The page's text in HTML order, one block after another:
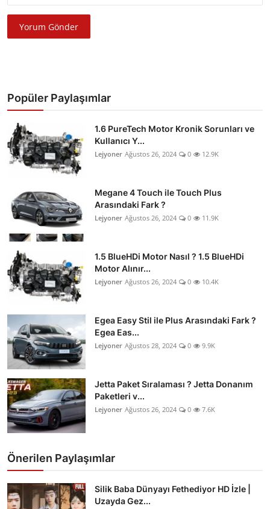
Yorum Gönder
Popüler Paylaşımlar
1.6 PureTech Motor Kronik Sorunları ve
Kullanıcı Y...
Lejyoner Ağustos 26, 2024 0 12.9K
Megane 4 Touch ile Touch Plus
Arasındaki Fark ?
Lejyoner Ağustos 26, 2024 0 11.9K
1.5 BlueHDi Motor Nasıl ? 1.5 BlueHDi
Motor Alınır...
Lejyoner Ağustos 26, 2024 0 10.4K
Egea Easy Stil ile Plus Arasındaki Fark ?
Egea Eas...
Lejyoner Ağustos 28, 2024 0 9.9K
Jetta Paket Sıralaması ? Jetta Donanım
Paketleri v...
Lejyoner Ağustos 26, 2024 0 7.6K
Önerilen Paylaşımlar
Silik Baba Dünyayı Fethediyor HD İzle |
Uzayda Gez...